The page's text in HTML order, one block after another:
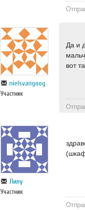
nielsvangoog
Участник
Да и
вот
Лилу
Участник